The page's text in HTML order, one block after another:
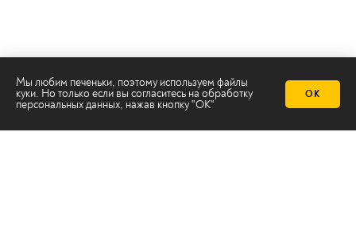
Мы любим печеньки, поэтому используем файлы
куки. Но только если вы согласитесь на обработку
персональных данных, нажав кнопку "ОК"
ОК